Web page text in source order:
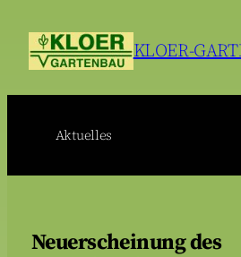
Inhalt
springen
KLOER-
Aktuelles
Neuerscheinung des